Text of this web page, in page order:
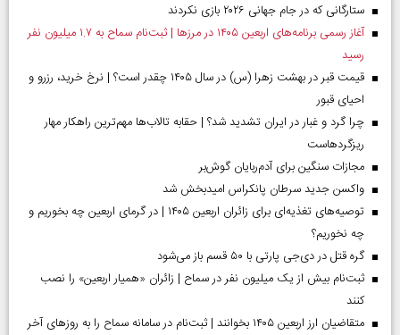
ستارگانی که در جام جهانی ۲۰۲۶ بازی نکردند
آغاز رسمی برنامه‌های اربعین ۱۴۰۵ در مرز‌ها | ثبت‌نام سماح به ۱.۷ میلیون نفر
رسید
قیمت قبر در بهشت زهرا (س) در سال ۱۴۰۵ چقدر است؟ | نرخ خرید، رزرو و
احیای قبور
چرا گرد و غبار در ایران تشدید شد؟ | حقابه تالاب‌ها مهم‌ترین راهکار مهار
ریزگردهاست
مجازات سنگین برای آدم‌ربایان گوش‌بر
واکسن جدید سرطان پانکراس امیدبخش شد
توصیه‌های تغذیه‌ای برای زائران اربعین ۱۴۰۵ | در گرمای اربعین چه بخوریم و
چه نخوریم؟
گره قتل در دی‌جی پارتی با ۵۰ قسم باز می‌شود
ثبت‌نام بیش از یک میلیون نفر در سماح | زائران «همیار اربعین» را نصب
کنند
متقاضیان ارز اربعین ۱۴۰۵ بخوانند | ثبت‌نام در سامانه سماح را به روز‌های آخر